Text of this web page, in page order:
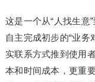
这是一个从“人找生意
自主完成初步的“业
实联系方式推到使用
本和时间成本，更重